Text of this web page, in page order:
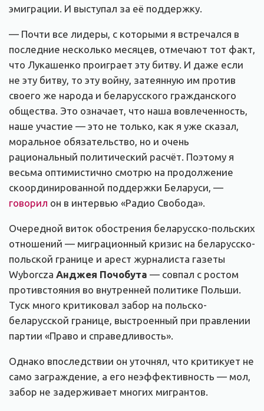
эмиграции. И выступал за её поддержку.
— Почти все лидеры, с которыми я встречался в
последние несколько месяцев, отмечают тот факт,
что Лукашенко проиграет эту битву. И даже если
не эту битву, то эту войну, затеянную им против
своего же народа и беларусского гражданского
общества. Это означает, что наша вовлеченность,
наше участие — это не только, как я уже сказал,
моральное обязательство, но и очень
рациональный политический расчёт. Поэтому я
весьма оптимистично смотрю на продолжение
скоординированной поддержки Беларуси, —
говорил он в интервью «Радио Свобода».
Очередной виток обострения беларусско-польских
отношений — миграционный кризис на беларусско-
польской границе и арест журналиста газеты
Wyborcza Анджея Почобута — совпал с ростом
противстояния во внутренней политике Польши.
Туск много критиковал забор на польско-
беларусской границе, выстроенный при правлении
партии «Право и справедливость».
Однако впоследствии он уточнял, что критикует не
само заграждение, а его неэффективность — мол,
забор не задерживает многих мигрантов.